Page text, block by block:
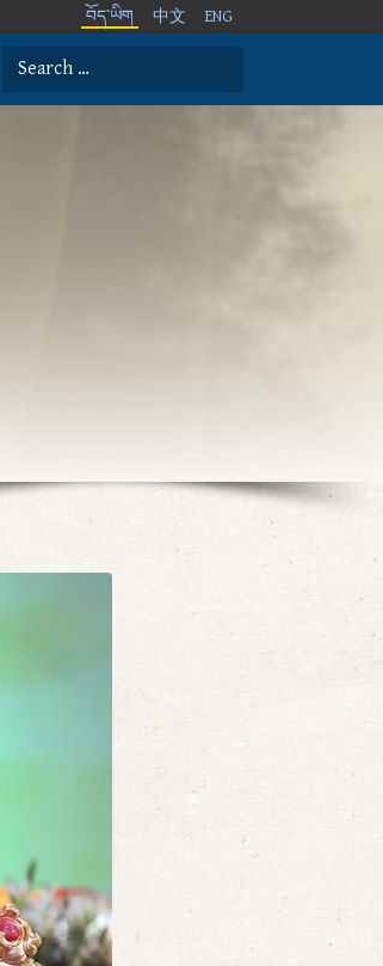
བོད་ཡིག 中文 ENG
Search
Type 2 or more characters for results.